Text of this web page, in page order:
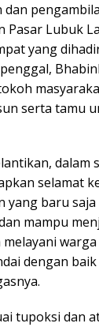
dan
Pasar Lubuk
yang
serta tamu
dalam
selamat
yang baru
mampu
dengan
tupoksi dan